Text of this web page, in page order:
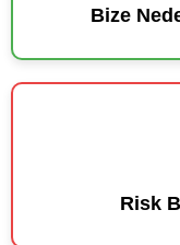
Bize
Risk